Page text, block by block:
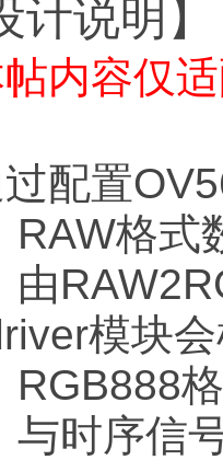
计说明】
内容仅
配置
RAW格式
由
模块
RGB888
与时序信